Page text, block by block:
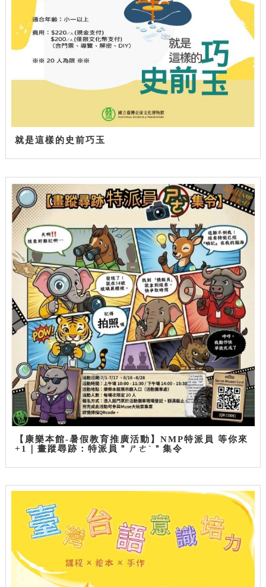
就是這樣的史前巧玉
【康樂本館-暑假教育推廣活動】NMP特派員 等你來
+1｜畫蹤尋跡：特派員＂ㄕㄜˋ＂集令